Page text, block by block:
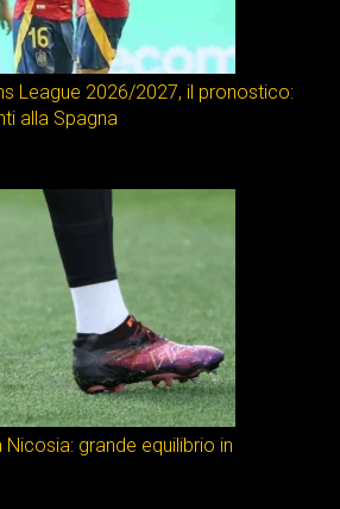
League 2026/2027, il pronostico:
alla Spagna
grande equilibrio in